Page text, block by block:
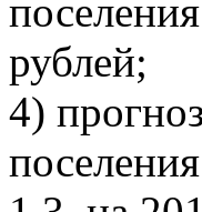
рублей;
4)